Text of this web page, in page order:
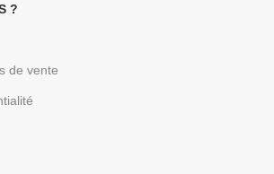
?
de vente